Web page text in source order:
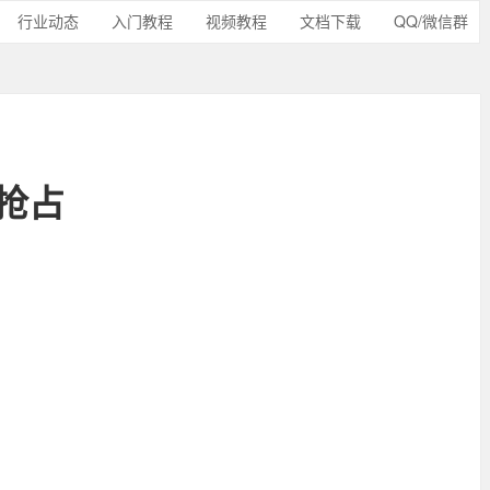
行业动态 入门教程 视频教程 文档下载 QQ/微信群
占